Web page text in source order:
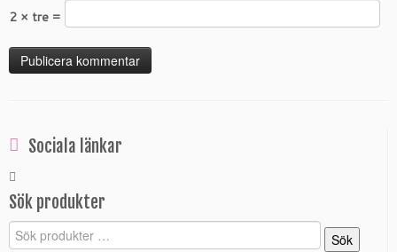
2 × tre =
Sociala länkar
Sök produkter
Sök
Sök